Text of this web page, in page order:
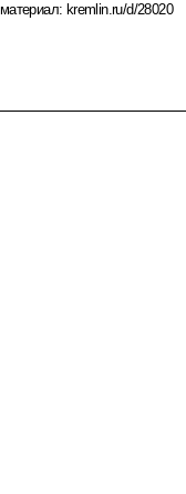
kremlin.ru/d/28020